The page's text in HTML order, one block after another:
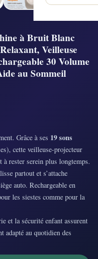
à Bruit Blanc
Veilleuse
30 Volume
au Sommeil
Grâce à ses 19 sons
cette veilleuse-projecteur
à rester serein plus longtemps.
partout et s’attache
auto. Rechargeable en
les siestes comme pour la
et la sécurité enfant assurent
adapté au quotidien des